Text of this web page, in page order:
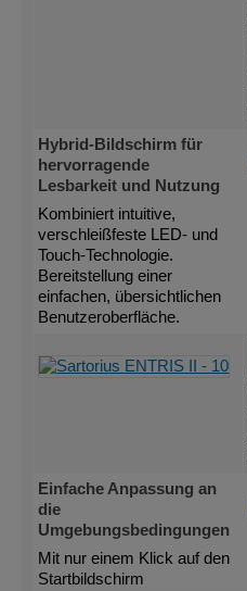
Hybrid-Bildschirm für
hervorragende
Lesbarkeit und Nutzung
Kombiniert intuitive,
verschleißfeste LED- und
Touch-Technologie.
Bereitstellung einer
einfachen, übersichtlichen
Benutzeroberfläche.
Einfache Anpassung an
die
Umgebungsbedingungen
Mit nur einem Klick auf den
Startbildschirm